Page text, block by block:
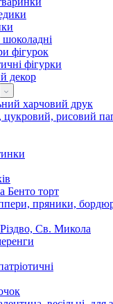
шоколадні
фігурок
фігурки
декор
харчовий друк
рисовий
Бенто торт
пряники,
Св. Микола